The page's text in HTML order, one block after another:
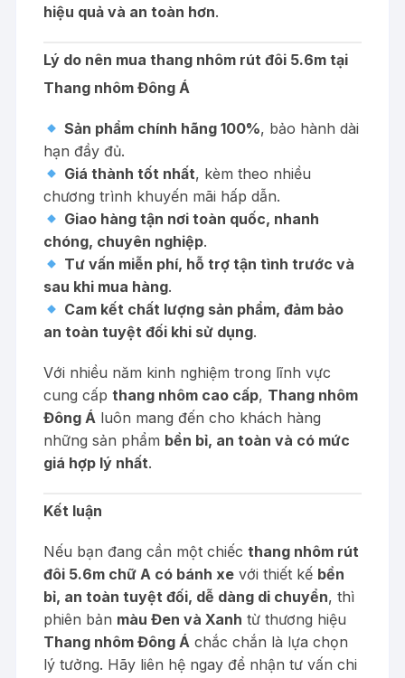
hiệu quả và an toàn hơn.
Lý do nên mua thang nhôm rút đôi 5.6m tại
Thang nhôm Đông Á
Sản phẩm chính hãng 100%, bảo hành dài
hạn đầy đủ.
Giá thành tốt nhất, kèm theo nhiều
chương trình khuyến mãi hấp dẫn.
Giao hàng tận nơi toàn quốc, nhanh
chóng, chuyên nghiệp.
Tư vấn miễn phí, hỗ trợ tận tình trước và
sau khi mua hàng.
Cam kết chất lượng sản phẩm, đảm bảo
an toàn tuyệt đối khi sử dụng.
Với nhiều năm kinh nghiệm trong lĩnh vực
cung cấpthang nhôm cao cấp, Thang nhôm
Đông Á luôn mang đến cho khách hàng
những sản phẩm bền bỉ, an toàn và có mức
giá hợp lý nhất.
Kết luận
Nếu bạn đang cần một chiếcthang nhôm rút
đôi 5.6m chữ A có bánh xe với thiết kế bền
bỉ, an toàn tuyệt đối, dễ dàng di chuyển, thì
phiên bản màu Đen và Xanh từ thương hiệu
Thang nhôm Đông Á chắc chắn là lựa chọn
lý tưởng. Hãy liên hệ ngay để nhận tư vấn chi